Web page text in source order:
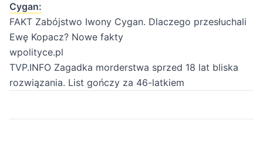
Cygan:
FAKT Zabójstwo Iwony Cygan. Dlaczego przesłuchali
Ewę Kopacz? Nowe fakty
wpolityce.pl
TVP.INFO Zagadka morderstwa sprzed 18 lat bliska
rozwiązania. List gończy za 46-latkiem